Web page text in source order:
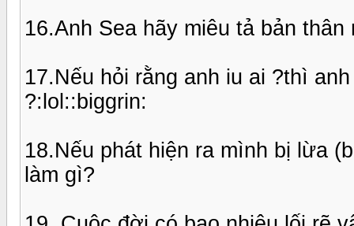
16.Anh Sea hãy miêu tả bản
17.Nếu hỏi rằng anh iu ai ?thì
?:lol::biggrin:
18.Nếu phát hiện ra mình bị lừa
làm gì?